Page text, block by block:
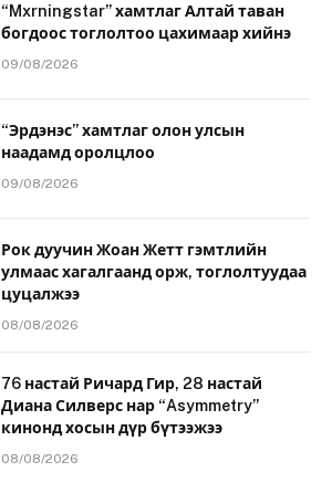
“Mxrningstar” хамтлаг Алтай таван
богдоос тоглолтоо цахимаар хийнэ
09/08/2026
“Эрдэнэс” хамтлаг олон улсын
наадамд оролцлоо
09/08/2026
Рок дуучин Жоан Жетт гэмтлийн
улмаас хагалгаанд орж, тоглолтуудаа
цуцалжээ
08/08/2026
76 настай Ричард Гир, 28 настай
Диана Силверс нар “Asymmetry”
кинонд хосын дүр бүтээжээ
08/08/2026